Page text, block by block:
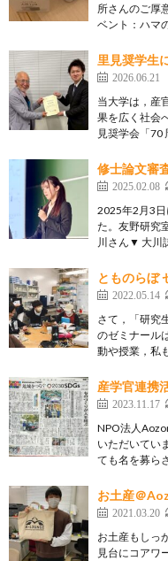
所さんのご厚
ベント：ハマ
里見奨学生
2026.06.21
当大学は，産
果を広く社会
見奨学会「70
修士論文審
2025.02.08
2025年2月3
た。友野研究
川さん▼ 大川
とものらぼ
2022.05.14
さて，「研究
のゼミナール
動や授業，私
産学官連携
2023.11.17
NPO法人
いただいてい
ても名を募ら
お土産＠
2021.03.20
お土産もしっ
見台にコアワ